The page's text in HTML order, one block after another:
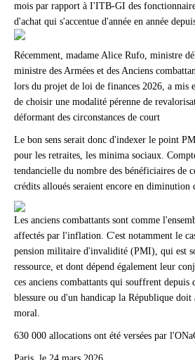
mois par rapport à I'ITB-GI des
d'achat qui s'accentue d'année en année
Récemment, madame Alice Rufo, ministre
ministre des Armées et des Anciens
lors du projet de loi de finances 2026, a mis
de choisir une modalité pérenne de
déformant des circonstances de court
Le bon sens serait donc d'indexer le point
pour les retraites, les minima sociaux.
tendancielle du nombre des bénéficiaires de
crédits alloués seraient encore en diminution
Les anciens combattants sont comme
affectés par l'inflation. C'est notamment le
pension militaire d'invalidité (PMI), qui est
ressource, et dont dépend également leur
ces anciens combattants qui souffrent depuis
blessure ou d'un handicap la République
moral.
630 000 allocations ont été versées par